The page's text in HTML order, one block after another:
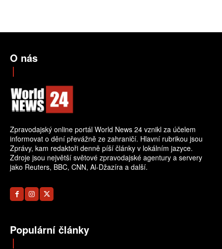
O nás
Zpravodajský online portál World News 24 vznikl za účelem
informovat o dění převážně ze zahraničí. Hlavní rubrikou jsou
Zprávy, kam redaktoři denně píší články v lokálním jazyce.
Zdroje jsou největší světové zpravodajské agentury a servery
jako Reuters, BBC, CNN, Al-Džazíra a další.
Populární články